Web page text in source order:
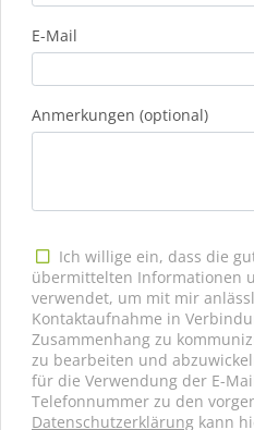
E-Mail
Anmerkungen (optional)
Ich willige ein, dass die
übermittelten Informationen
verwendet, um mit mir
Kontaktaufnahme in
Zusammenhang zu
zu bearbeiten und
für die Verwendung der E-
Telefonnummer zu den
Datenschutzerklärung kann